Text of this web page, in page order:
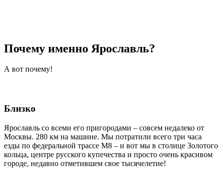
Почему именно Ярославль?
А вот почему!
Близко
Ярославль со всеми его пригородами – совсем недалеко от
Москвы. 280 км на машине. Мы потратили всего три часа
езды по федеральной трассе М8 – и вот мы в столице Золотого
кольца, центре русского купечества и просто очень красивом
городе, недавно отметившем свое тысячелетие!